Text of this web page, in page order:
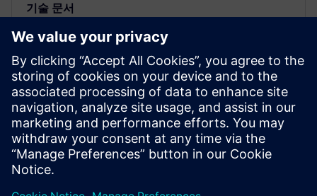
기술 문서
고밀도 고급 패키징을 위한 시스템
레벨의 레이아웃 이후 전기 분석
HDAP 설계가 대중화됨에 따라 기본 물리적 검증(DRC
및 LVS)을 강화하기 위한 레이아웃 이후 시뮬레이션
(아날로그) 및 레이아웃 이후 STA(디지털) 플로우의
필요성이 커지고 있습니다.